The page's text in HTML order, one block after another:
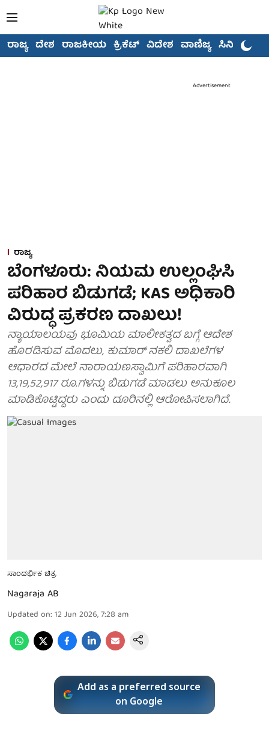
ರಾಜ್ಯ ದೇಶ ರಾಜಕೀಯ ಕ್ರಿಕೆಟ್ ವಿದೇಶ ವಾಣಿಜ್ಯ ಸಿನಿಮಾ
Advertisement
ರಾಜ್ಯ
ಬೆಂಗಳೂರು: ನಿಯಮ ಉಲ್ಲಂಘಿಸಿ
ಪರಿಹಾರ ಬಿಡುಗಡೆ; KAS ಅಧಿಕಾರಿ
ವಿರುದ್ಧ ಪ್ರಕರಣ ದಾಖಲು!
ನ್ಯಾಯಾಲಯವು ಭೂಮಿಯ ಮಾಲೀಕತ್ವದ ಬಗ್ಗೆ ಆದೇಶ
ಹೊರಡಿಸುವ ಮೊದಲು, ಕುಮಾರ್ ನಕಲಿ ದಾಖಲೆಗಳ
ಆಧಾರದ ಮೇಲೆ ನಾರಾಯಣಸ್ವಾಮಿಗೆ ಪರಿಹಾರವಾಗಿ
13,19,52,917 ರೂ.ಗಳನ್ನು ಬಿಡುಗಡೆ ಮಾಡಲು ಅನುಕೂಲ
ಮಾಡಿಕೊಟ್ಟಿದ್ದರು ಎಂದು ದೂರಿನಲ್ಲಿ ಆರೋಪಿಸಲಾಗಿದೆ.
ಸಾಂದರ್ಭಿಕ ಚಿತ್ರ
Nagaraja AB
Updated on: 12 Jun 2026, 7:28 am
Add as a preferred source
on Google